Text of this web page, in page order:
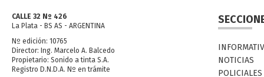
CALLE 32 Nº 426
La Plata - BS AS - ARGENTINA
Nº edición: 10765
Director: Ing. Marcelo A. Balcedo
Propietario: Sonido a tinta S.A.
Registro D.N.D.A. Nº en trámite
NOTICIAS
POLICIALES